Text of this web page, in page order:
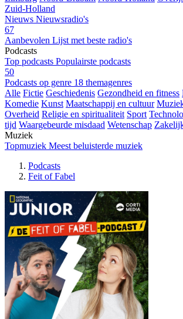
Zuid-Holland
Nieuws Nieuwsradio's
67
Aanbevolen Lijst met beste radio's
Podcasts
Top podcasts Populairste podcasts
50
Podcasts op genre 18 themagenres
Alle Fictie Geschiedenis Gezondheid en fitness
Komedie Kunst Maatschappij en cultuur
Overheid Religie en spiritualiteit Sport
tijd Waargebeurde misdaad Wetenschap
Muziek
Topmuziek Meest beluisterde muziek
Podcasts
Feit of Fabel